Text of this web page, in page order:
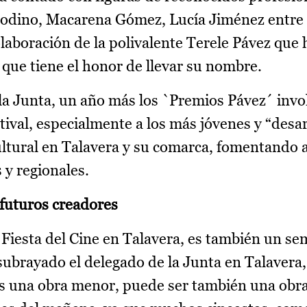
Macarena Gómez, Lucía Jiménez
de la polivalente Terele Pávez que
tiene el honor de llevar su nombre.
Junta, un año más los `Premios Pávez´
especialmente a los más jóvenes y
en Talavera y su comarca, fomentando
regionales.
creadores
del Cine en Talavera, es también un
el delegado de la Junta en
una obra menor, puede ser también una